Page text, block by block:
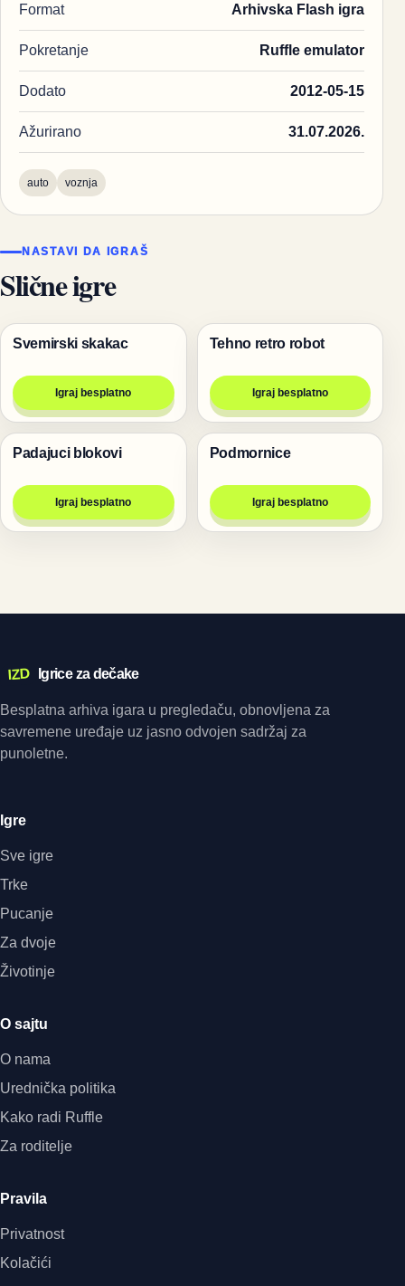
Format Arhivska Flash igra
Pokretanje Ruffle emulator
Dodato 2012-05-15
Ažurirano 31.07.2026.
auto voznja
NASTAVI DA IGRAŠ
Slične igre
Pucanje
Svemirski skakac
Igraj besplatno
Igre
Tehno retro robot
Igraj besplatno
Igre
Padajuci blokovi
Igraj besplatno
Igre za dvoje
Podmornice
Igraj besplatno
IZD Igrice za dečake
Besplatna arhiva igara u pregledaču, obnovljena za
savremene uređaje uz jasno odvojen sadržaj za
punoletne.
Igre
Sve igre
Trke
Pucanje
Za dvoje
Životinje
O sajtu
O nama
Urednička politika
Kako radi Ruffle
Za roditelje
Pravila
Privatnost
Kolačići